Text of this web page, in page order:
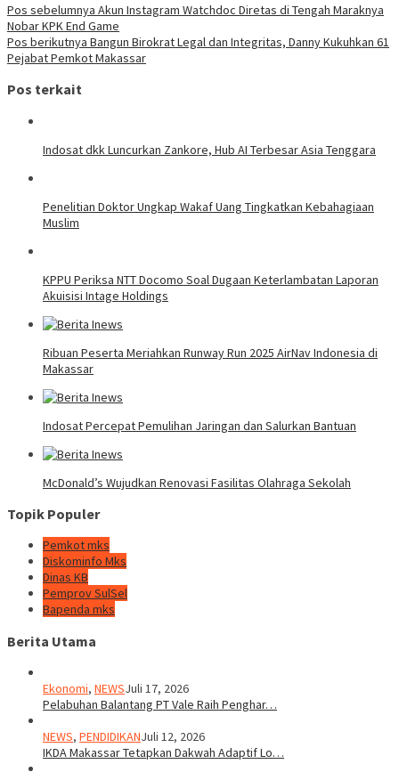
Pos sebelumnya Akun Instagram Watchdoc Diretas di Tengah Maraknya
Nobar KPK End Game
Pos berikutnya Bangun Birokrat Legal dan Integritas, Danny Kukuhkan 61
Pejabat Pemkot Makassar
Pos terkait
Indosat dkk Luncurkan Zankore, Hub AI Terbesar Asia Tenggara
Penelitian Doktor Ungkap Wakaf Uang Tingkatkan Kebahagiaan
Muslim
KPPU Periksa NTT Docomo Soal Dugaan Keterlambatan Laporan
Akuisisi Intage Holdings
Ribuan Peserta Meriahkan Runway Run 2025 AirNav Indonesia di
Makassar
Indosat Percepat Pemulihan Jaringan dan Salurkan Bantuan
McDonald’s Wujudkan Renovasi Fasilitas Olahraga Sekolah
Topik Populer
Pemkot mks
Diskominfo Mks
Dinas KB
Pemprov SulSel
Bapenda mks
Berita Utama
Ekonomi, NEWSJuli 17, 2026
Pelabuhan Balantang PT Vale Raih Penghar…
NEWS, PENDIDIKANJuli 12, 2026
IKDA Makassar Tetapkan Dakwah Adaptif Lo…